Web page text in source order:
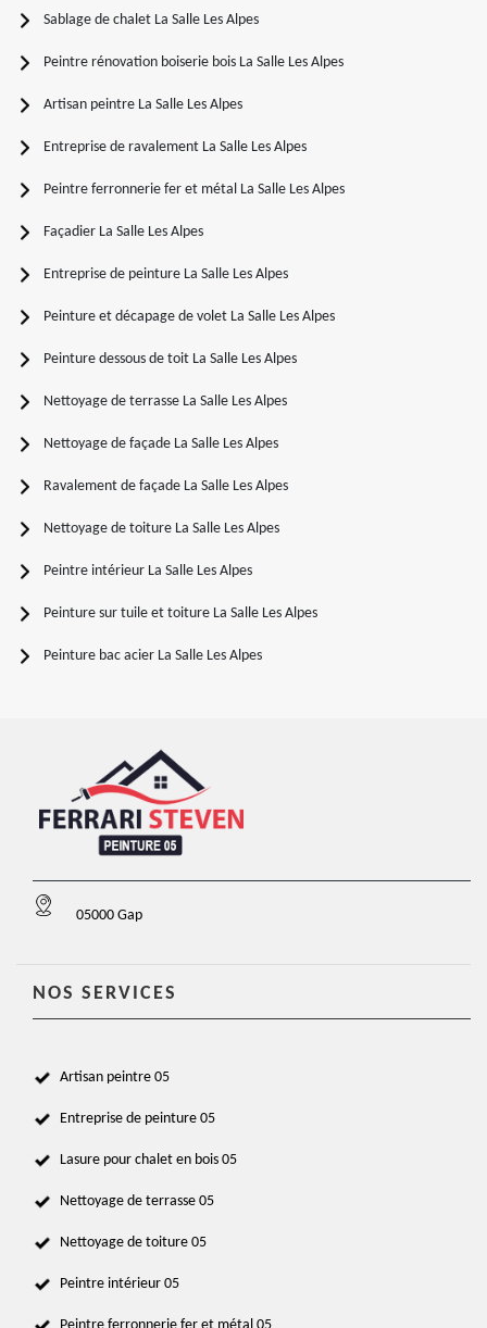
Sablage de chalet La Salle Les Alpes
Peintre rénovation boiserie bois La Salle Les Alpes
Artisan peintre La Salle Les Alpes
Entreprise de ravalement La Salle Les Alpes
Peintre ferronnerie fer et métal La Salle Les Alpes
Façadier La Salle Les Alpes
Entreprise de peinture La Salle Les Alpes
Peinture et décapage de volet La Salle Les Alpes
Peinture dessous de toit La Salle Les Alpes
Nettoyage de terrasse La Salle Les Alpes
Nettoyage de façade La Salle Les Alpes
Ravalement de façade La Salle Les Alpes
Nettoyage de toiture La Salle Les Alpes
Peintre intérieur La Salle Les Alpes
Peinture sur tuile et toiture La Salle Les Alpes
Peinture bac acier La Salle Les Alpes
05000 Gap
NOS SERVICES
Artisan peintre 05
Entreprise de peinture 05
Lasure pour chalet en bois 05
Nettoyage de terrasse 05
Nettoyage de toiture 05
Peintre intérieur 05